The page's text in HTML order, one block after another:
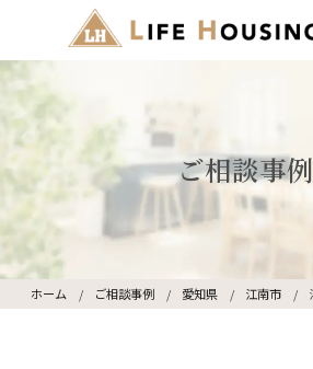
ご相談事例
ホーム ご相談事例 愛知県 江南市